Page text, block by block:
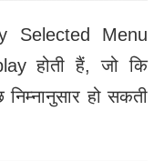
Selected Menu
होती हैं, जो कि
हो सकती